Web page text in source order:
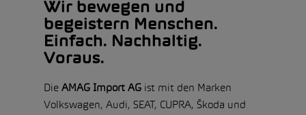
Wir bewegen und
begeistern Menschen.
Einfach. Nachhaltig.
Voraus.
Die AMAG Import AG ist mit den Marken
Volkswagen, Audi, SEAT, CUPRA, Škoda und